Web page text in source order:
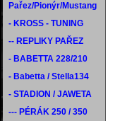
Pařez/Pionýr/Mustang
- KROSS - TUNING
-- REPLIKY PAŘEZ
- BABETTA 228/210
- Babetta / Stella134
- STADION / JAWETA
--- PÉRÁK 250 / 350